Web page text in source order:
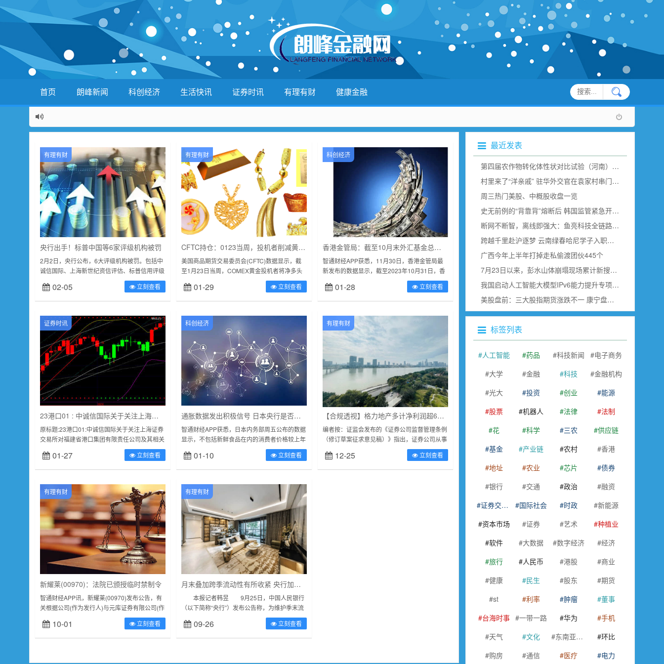
首页 朗峰新闻 科创经济 生活快讯 证券时讯 有理有财 健康金融
有理有财
央行出手！标普中国等6家评级机构被罚
2月2日，央行公布，6大评级机构被罚。包括中
诚信国际、上海新世纪资信评估、标普信用评级
（中国）、中证鹏元、联合资信和远东资信。涉
及的违法行为类型方面，其中5家...
02-05 立刻查看
有理有财
CFTC持仓：0123当周，投机者削减黄金净多头，增加原油净多头
美国商品期货交易委员会(CFTC)数据显示，截
至1月23日当周，COMEX黄金投机者将净多头
头寸削减24019手头寸，至76615手；CFTC石
油投机者将WTI...
01-29 立刻查看
科创经济
香港金管局：截至10月末外汇基金总资产为39917亿港元 环比增加682亿港元
智通财经APP获悉，11月30日，香港金管局最
新发布的数据显示，截至2023年10月31日，香
港外汇基金总资产为39917亿港元，较2023年9
月底增加682亿...
01-28 立刻查看
证券时讯
23港口01 : 中诚信国际关于关注上海证券交易所对福建省港口集团有限责任公司及其相关子公司予以纪律处分
原标题:23港口01:中诚信国际关于关注上海证券
交易所对福建省港口集团有限责任公司及其相关
子公司予以纪律处分的公告ChinaChengxinInt...
01-27 立刻查看
科创经济
通胀数据发出积极信号 日本央行是否会“抢跑”加息？
智通财经APP获悉，日本内务部周五公布的数据
显示，不包括新鲜食品在内的消费者价格较上年
同期上涨2.5%，原因是能源价格跌幅加深，加
工食品价格涨幅放缓。这一结果与...
01-10 立刻查看
有理有财
【合规透视】格力地产多计净利润超6亿被通报批评：中信证券三季度末重仓
编者按：证监会发布的《证券公司监督管理条例
（修订草案征求意见稿）》指出，证券公司从事
证券自营业务不得存在从事或者协助他人从事不
公平交易、利益输送、规避监管要求或...
12-25 立刻查看
有理有财
新耀莱(00970)：法院已颁授临时禁制令
智通财经APP讯，新耀莱(00970)发布公告，有
关根据公司(作为发行人)与元库证券有限公司(作
为配售代理)所订立日期为2023年9月19日的有
条件配售协议的条...
10-01 立刻查看
有理有财
月末叠加跨季流动性有所收紧 央行加码逆回购呵护资金面
本报记者韩昱 9月25日，中国人民银行
（以下简称“央行”）发布公告称，为维护季末流
动性平稳，当日央行以利率招标方式开展了
3190亿元14天期...
09-26 立刻查看
最近发表
第四届农作物转化体性状对比试验（河南）现场观摩在新乡举行
村里来了“洋亲戚” 驻华外交官在袁家村串门“取经”（组图）
周三热门美股、中概股收盘一览
史无前例的“背靠背”熔断后 韩国监管紧急开会说了点啥？
断网不断智，离线即强大：鱼亮科技全链路边缘语音赋能具身智能
跨越千里赴沪逐梦 云南绿春哈尼学子入职上海虹桥空港
广西今年上半年打掉走私偷渡团伙445个
7月23日以来，彭水山体崩塌现场累计新搜寻确认出30名遇难者
我国启动人工智能大模型IPv6能力提升专项行动
美股盘前：三大股指期货涨跌不一 康宁盘前跌超18% SK海力士即将公布财报
标签列表
人工智能 药品 科技新闻
电子商务
大学
金融 科技
金融机构
光大
投资 创业
能源
股票
机器人 法律
法制
花
科学 三农
供应链
基金
产业链 农村
香港
地址
农业 芯片
债券
银行
交通 政治
融资
证券交易所
国际社会 时政
新能源
资本市场
证券 艺术
种植业
软件
大数据 数字经济
经济
旅行
人民币 港股
商业
健康
民生 股东
期货
st
利率 肿瘤
董事
台海时事
一带一路 华为
手机
天气
文化 东南亚国家联盟
环比
购房
通信 医疗 电力